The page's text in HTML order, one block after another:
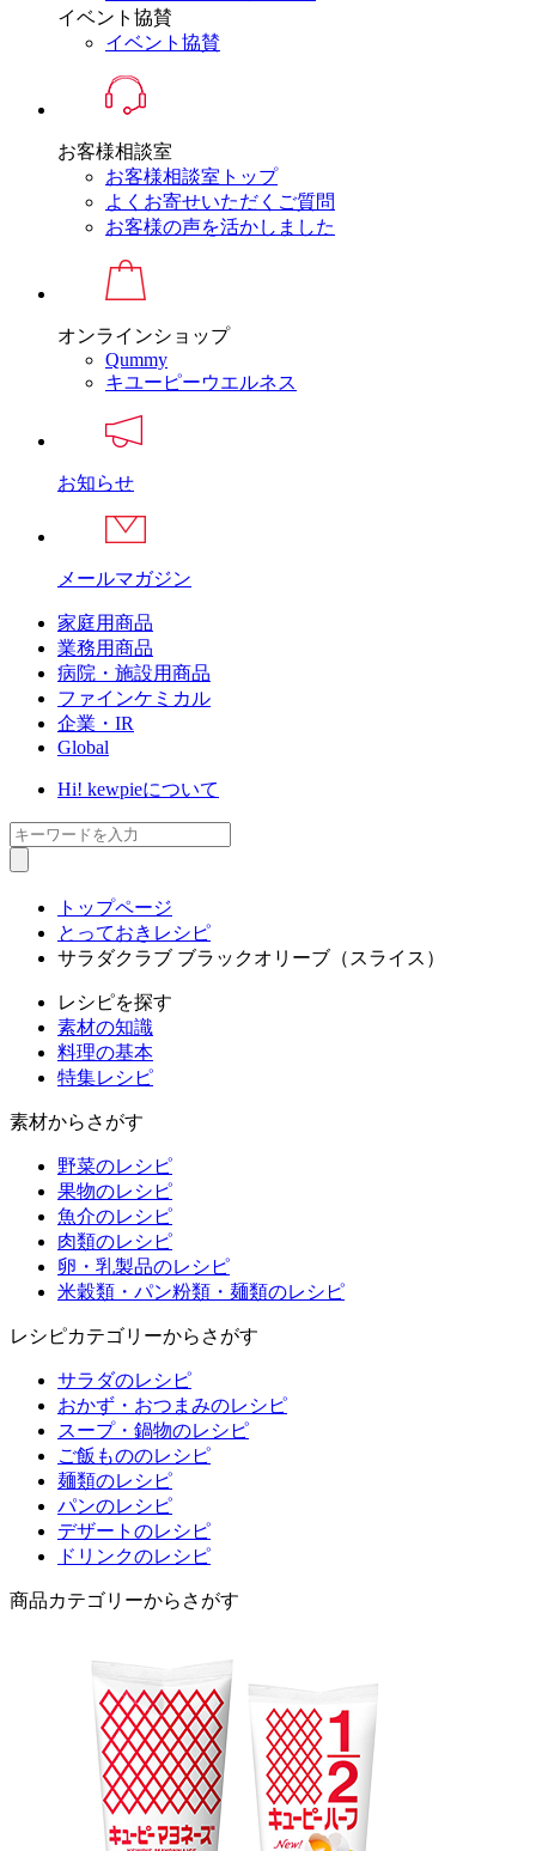
イベント協賛
イベント協賛
お客様相談室
お客様相談室トップ
よくお寄せいただくご質問
お客様の声を活かしました
オンラインショップ
Qummy
キユーピーウエルネス
お知らせ
メールマガジン
家庭用商品
業務用商品
病院・施設用商品
ファインケミカル
企業・IR
Global
Hi! kewpieについて
トップページ
とっておきレシピ
サラダクラブ ブラックオリーブ（スライス）
レシピを探す
素材の知識
料理の基本
特集レシピ
素材からさがす
野菜のレシピ
果物のレシピ
魚介のレシピ
肉類のレシピ
卵・乳製品のレシピ
米穀類・パン粉類・麺類のレシピ
レシピカテゴリーからさがす
サラダのレシピ
おかず・おつまみのレシピ
スープ・鍋物のレシピ
ご飯もののレシピ
麺類のレシピ
パンのレシピ
デザートのレシピ
ドリンクのレシピ
商品カテゴリーからさがす